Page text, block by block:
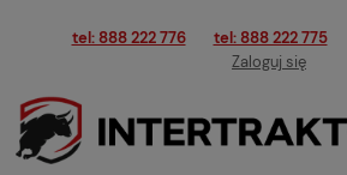
tel: 888 222 776 tel: 888 222 775
Zaloguj się